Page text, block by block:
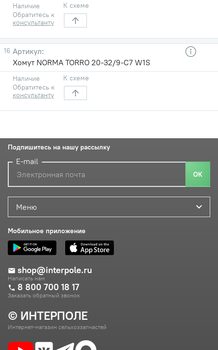
Наличие
Обратитесь к
консультанту
К схеме
16
Хомут NORMA TORRO 20-32/9-С7 W1S
Наличие
Обратитесь к
консультанту
К схеме
© ИНТЕРПОЛЕ
Интернет-магазин сельхоззапчастей
Меню
Мобильное приложение
shop@interpole.ru
Написать нам
8 800 700 18 17
Заказать обратный звонок
Подпишитесь на нашу рассылку
E-mail
ОК